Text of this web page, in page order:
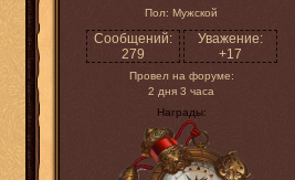
Пол: Мужской
Сообщений:
279
Уважение:
+17
Провел на форуме:
2 дня 3 часа
Награды: